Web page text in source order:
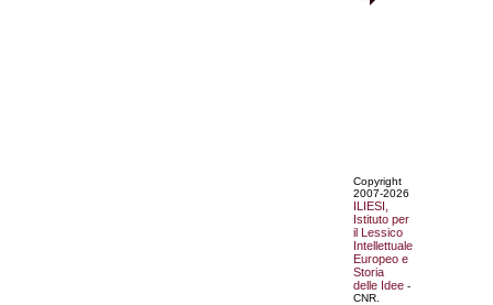
Copyright
2007-2026
ILIESI,
Istituto per
il Lessico
Intellettuale
Europeo e
Storia
delle Idee -
CNR.